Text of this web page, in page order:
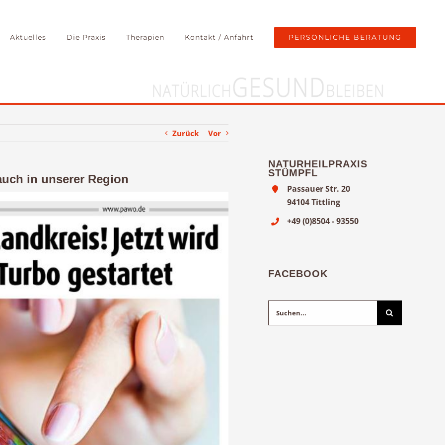
Aktuelles Die Praxis Therapien Kontakt / Anfahrt PERSÖNLICHE BERATUNG
Zurück Vor
in unserer Region
NATURHEILPRAXIS
STÜMPFL
Passauer Str. 20
94104 Tittling
+49 (0)8504 - 93550
FACEBOOK